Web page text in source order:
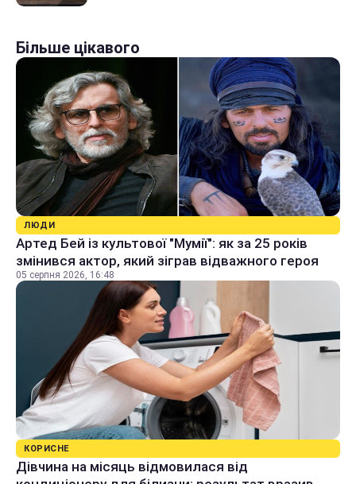
Більше цікавого
ЛЮДИ
Артед Бей із культової "Мумії": як за 25 років
змінився актор, який зіграв відважного героя
05 серпня 2026, 16:48
КОРИСНЕ
Дівчина на місяць відмовилася від